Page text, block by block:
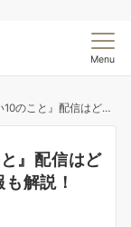
Menu
見れる？無料視聴や放送情報も解説！
』配信はど
解説！